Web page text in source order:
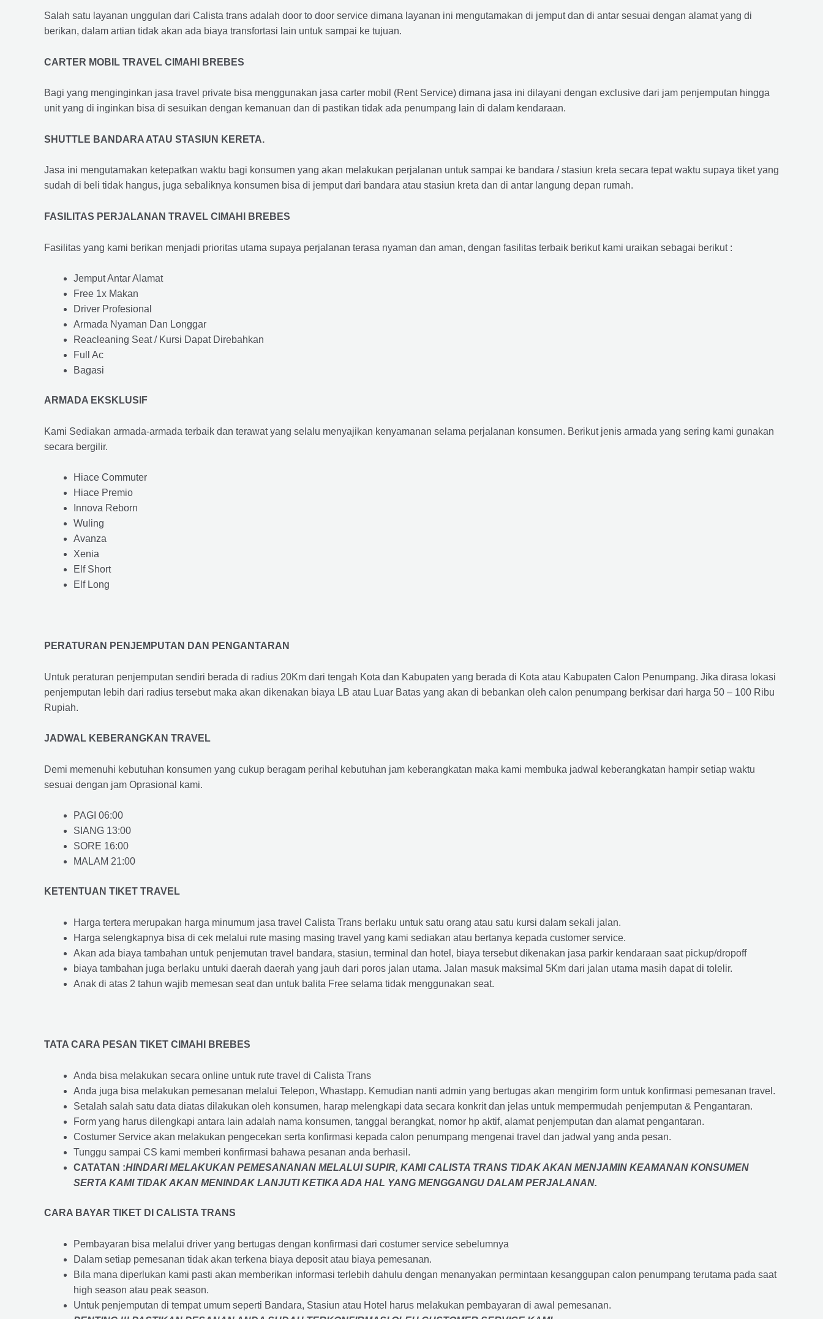
Salah satu layanan unggulan dari Calista trans adalah door to door service dimana layanan ini mengutamakan di jemput dan di antar sesuai dengan alamat yang di
berikan, dalam artian tidak akan ada biaya transfortasi lain untuk sampai ke tujuan.
CARTER MOBIL TRAVEL CIMAHI BREBES
Bagi yang menginginkan jasa travel private bisa menggunakan jasa carter mobil (Rent Service) dimana jasa ini dilayani dengan exclusive dari jam penjemputan hingga
unit yang di inginkan bisa di sesuikan dengan kemanuan dan di pastikan tidak ada penumpang lain di dalam kendaraan.
SHUTTLE BANDARA ATAU STASIUN KERETA.
Jasa ini mengutamakan ketepatkan waktu bagi konsumen yang akan melakukan perjalanan untuk sampai ke bandara / stasiun kreta secara tepat waktu supaya tiket yang
sudah di beli tidak hangus, juga sebaliknya konsumen bisa di jemput dari bandara atau stasiun kreta dan di antar langung depan rumah.
FASILITAS PERJALANAN TRAVEL CIMAHI BREBES
Fasilitas yang kami berikan menjadi prioritas utama supaya perjalanan terasa nyaman dan aman, dengan fasilitas terbaik berikut kami uraikan sebagai berikut :
Jemput Antar Alamat
Free 1x Makan
Driver Profesional
Armada Nyaman Dan Longgar
Reacleaning Seat / Kursi Dapat Direbahkan
Full Ac
Bagasi
ARMADA EKSKLUSIF
Kami Sediakan armada-armada terbaik dan terawat yang selalu menyajikan kenyamanan selama perjalanan konsumen. Berikut jenis armada yang sering kami gunakan
secara bergilir.
Hiace Commuter
Hiace Premio
Innova Reborn
Wuling
Avanza
Xenia
Elf Short
Elf Long
PERATURAN PENJEMPUTAN DAN PENGANTARAN
Untuk peraturan penjemputan sendiri berada di radius 20Km dari tengah Kota dan Kabupaten yang berada di Kota atau Kabupaten Calon Penumpang. Jika dirasa lokasi
penjemputan lebih dari radius tersebut maka akan dikenakan biaya LB atau Luar Batas yang akan di bebankan oleh calon penumpang berkisar dari harga 50 – 100 Ribu
Rupiah.
JADWAL KEBERANGKAN TRAVEL
Demi memenuhi kebutuhan konsumen yang cukup beragam perihal kebutuhan jam keberangkatan maka kami membuka jadwal keberangkatan hampir setiap waktu
sesuai dengan jam Oprasional kami.
PAGI 06:00
SIANG 13:00
SORE 16:00
MALAM 21:00
KETENTUAN TIKET TRAVEL
Harga tertera merupakan harga minumum jasa travel Calista Trans berlaku untuk satu orang atau satu kursi dalam sekali jalan.
Harga selengkapnya bisa di cek melalui rute masing masing travel yang kami sediakan atau bertanya kepada customer service.
Akan ada biaya tambahan untuk penjemutan travel bandara, stasiun, terminal dan hotel, biaya tersebut dikenakan jasa parkir kendaraan saat pickup/dropoff
biaya tambahan juga berlaku untuki daerah daerah yang jauh dari poros jalan utama. Jalan masuk maksimal 5Km dari jalan utama masih dapat di tolelir.
Anak di atas 2 tahun wajib memesan seat dan untuk balita Free selama tidak menggunakan seat.
TATA CARA PESAN TIKET CIMAHI BREBES
Anda bisa melakukan secara online untuk rute travel di Calista Trans
Anda juga bisa melakukan pemesanan melalui Telepon, Whastapp. Kemudian nanti admin yang bertugas akan mengirim form untuk konfirmasi pemesanan travel.
Setalah salah satu data diatas dilakukan oleh konsumen, harap melengkapi data secara konkrit dan jelas untuk mempermudah penjemputan & Pengantaran.
Form yang harus dilengkapi antara lain adalah nama konsumen, tanggal berangkat, nomor hp aktif, alamat penjemputan dan alamat pengantaran.
Costumer Service akan melakukan pengecekan serta konfirmasi kepada calon penumpang mengenai travel dan jadwal yang anda pesan.
Tunggu sampai CS kami memberi konfirmasi bahawa pesanan anda berhasil.
CATATAN :HINDARI MELAKUKAN PEMESANANAN MELALUI SUPIR, KAMICALISTA TRANS TIDAK AKAN MENJAMIN KEAMANAN KONSUMEN
SERTA KAMI TIDAK AKAN MENINDAK LANJUTI KETIKA ADA HAL YANG MENGGANGU DALAM PERJALANAN.
CARA BAYAR TIKET DI CALISTA TRANS
Pembayaran bisa melalui driver yang bertugas dengan konfirmasi dari costumer service sebelumnya
Dalam setiap pemesanan tidak akan terkena biaya deposit atau biaya pemesanan.
Bila mana diperlukan kami pasti akan memberikan informasi terlebih dahulu dengan menanyakan permintaan kesanggupan calon penumpang terutama pada saat
high season atau peak season.
Untuk penjemputan di tempat umum seperti Bandara, Stasiun atau Hotel harus melakukan pembayaran di awal pemesanan.